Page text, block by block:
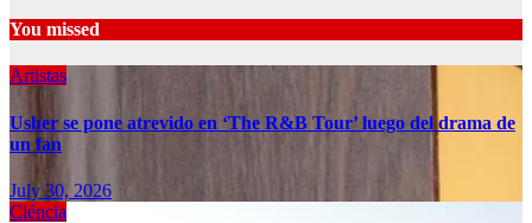
You missed
Artistas
Usher se pone atrevido en ‘The R&B Tour’ luego del drama de
un fan
July 30, 2026
Ciéncia